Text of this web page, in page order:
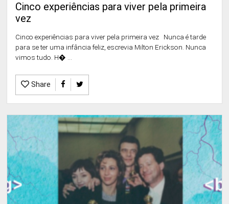
Cinco experiências para viver pela primeira
vez
Cinco experiências para viver pela primeira vez Nunca é tarde
para se ter uma infância feliz, escrevia Milton Erickson. Nunca
vimos tudo. H� ...
Share